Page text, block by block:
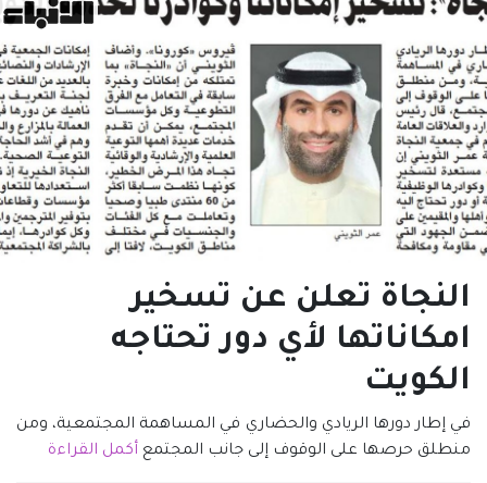
النجاة تعلن عن تسخير
امكاناتها لأي دور تحتاجه
الكويت
في إطار دورها الريادي والحضاري في المساهمة المجتمعية، ومن
منطلق حرصها على الوقوف إلى جانب المجتمع أكمل القراءة